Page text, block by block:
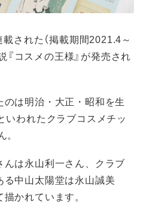
された（掲載期間2021.4～
『コスメの王様』が発売され
は明治・大正・昭和を生
いわれたクラブコスメチッ
は永山利一さん、クラブ
中山太陽堂は永山誠美
かれています。